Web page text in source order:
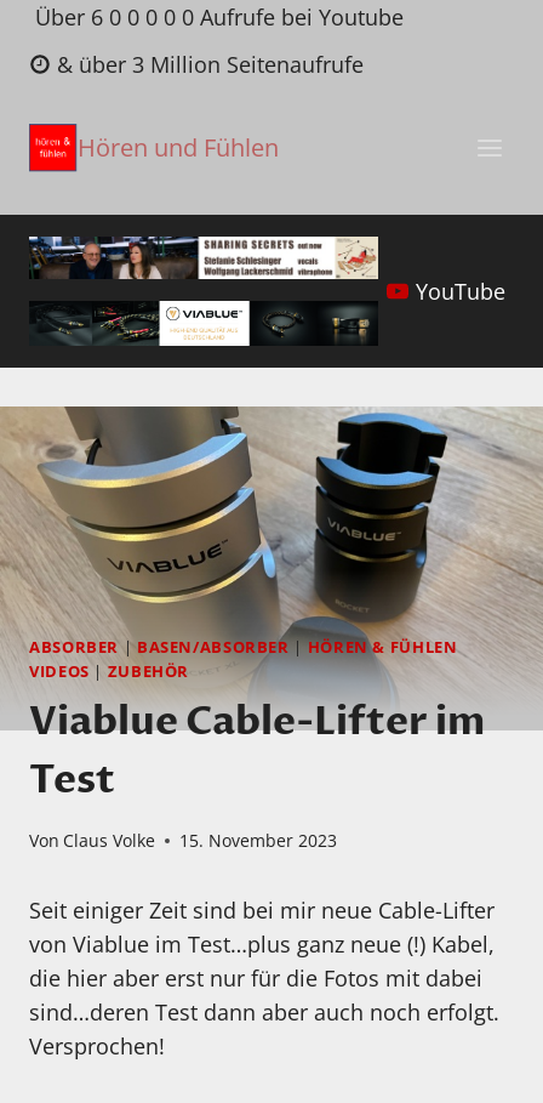
Zum
Inhalt
springen
Über 6 0 0 0 0 0 Aufrufe bei Youtube
& über 3 Million Seitenaufrufe
Hören und Fühlen
YouTube
ABSORBER | BASEN/ABSORBER|HÖREN & FÜHLEN
VIDEOS | ZUBEHÖR
Viablue Cable-Lifter im
Test
Von Claus Volke 15. November 2023
Seit einiger Zeit sind bei mir neue Cable-Lifter
von Viablue im Test…plus ganz neue (!) Kabel,
die hier aber erst nur für die Fotos mit dabei
sind…deren Test dann aber auch noch erfolgt.
Versprochen!